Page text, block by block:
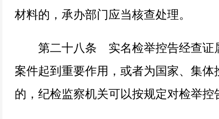
材料的，承办部门应当核查处理。
第二十八条 实名检举控告经查证
案件起到重要作用，或者为国家、集体
的，纪检监察机关可以按规定对检举控